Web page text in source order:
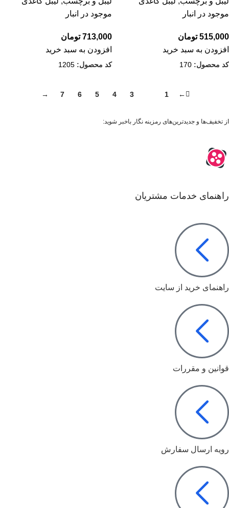
موجود در انبار
515,000 تومان
افزودن به سبد خرید
کد محصول: 170
موجود در انبار
713,000 تومان
افزودن به سبد خرید
کد محصول: 1205
←
1
3
4
5
6
7
→
از تخفیف‌ها و جدیدترین‌های رمزینه نگار باخبر شوید:
راهنمای خدمات مشتریان
راهنمای خرید از سایت
قوانین و مقررات
رویه ارسال سفارش